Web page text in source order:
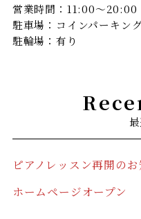
営業時間：11:00～20:00
駐車場：コインパーキン
駐輪場：有り
ピアノレッスン再開の
ホームページオープン